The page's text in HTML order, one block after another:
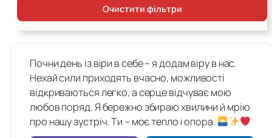
Очистити фільтри
Почни день із віри в себе – я додам віру в нас.
Нехай сили приходять вчасно, можливості
відкриваються легко, а серце відчуває мою
любов поряд. Я бережно збираю хвилини й мрію
про нашу зустріч. Ти – моє тепло і опора.